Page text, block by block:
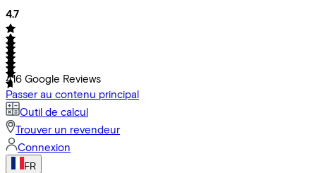
4.7
416 Google Reviews
Passer au contenu principal
Outil de calcul
Trouver un revendeur
Connexion
FR